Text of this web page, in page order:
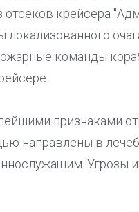
крейсера
команды
признаками
направлены в
Угрозы